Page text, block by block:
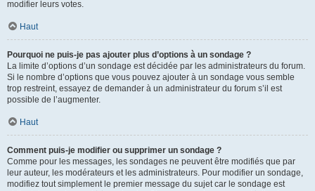
modifier leurs votes.
Haut
Pourquoi ne puis-je pas ajouter plus d’options à un sondage ?
La limite d’options d’un sondage est décidée par les administrateurs du forum.
Si le nombre d’options que vous pouvez ajouter à un sondage vous semble
trop restreint, essayez de demander à un administrateur du forum s’il est
possible de l’augmenter.
Haut
Comment puis-je modifier ou supprimer un sondage ?
Comme pour les messages, les sondages ne peuvent être modifiés que par
leur auteur, les modérateurs et les administrateurs. Pour modifier un sondage,
modifiez tout simplement le premier message du sujet car le sondage est